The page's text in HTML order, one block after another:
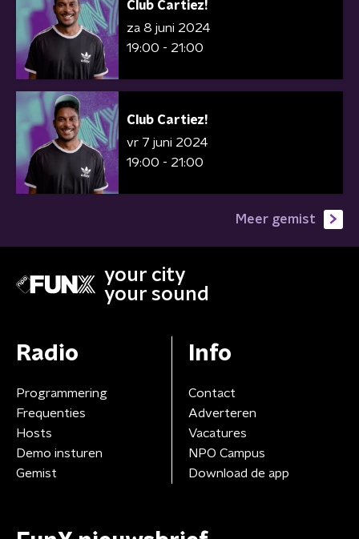
Club Cartiez!
za 8 juni 2024
19:00 - 21:00
Club Cartiez!
vr 7 juni 2024
19:00 - 21:00
Meer gemist
your city
your sound
Radio
Programmering
Frequenties
Hosts
Demo insturen
Gemist
Info
Contact
Adverteren
Vacatures
NPO Campus
Download de app